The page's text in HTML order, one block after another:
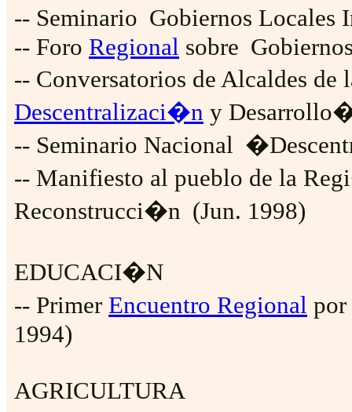
-- Seminario Gobiernos
-- Foro Regional sobre
-- Conversatorios de Alcaldes
Descentralizaci�n y
-- Seminario Nacional
-- Manifiesto al pueblo de la
Reconstrucci�n (Jun. 1998)
EDUCACI�N
-- Primer Encuentro Regional
1994)
AGRICULTURA